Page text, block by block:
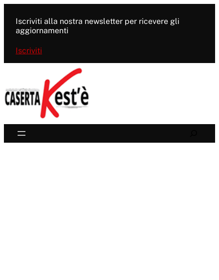
contenuto
Iscriviti alla nostra newsletter per ricevere gli
aggiornamenti
Iscriviti